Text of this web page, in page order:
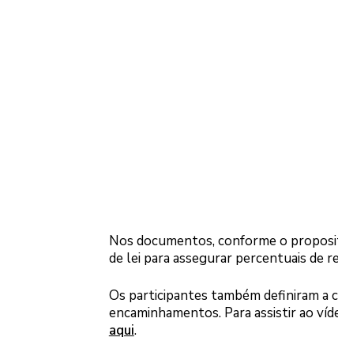
Nos documentos, conforme o
de lei para assegurar percentuais de
Os participantes também definiram a
encaminhamentos. Para assistir ao
aqui.